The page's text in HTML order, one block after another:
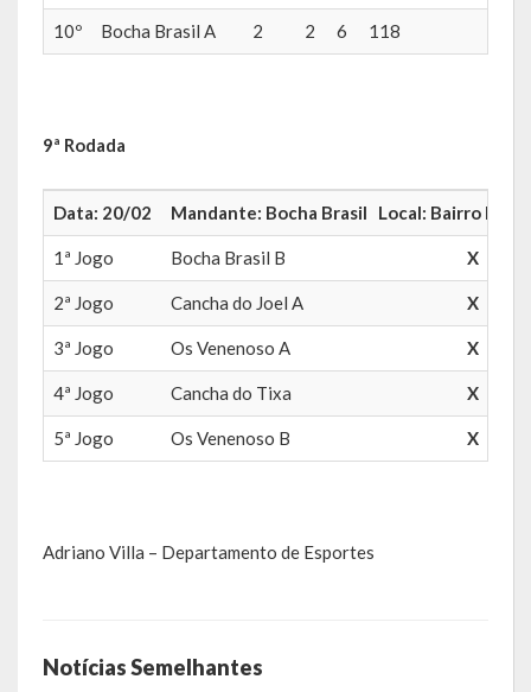
Legislação
Execução do Orçamento
Gestão Fiscal
RPPS – Regime Próprio de Previdência do Servidor
RREO
Balanço Anual
10º Bocha Brasil A 2 2 6 118
9ª Rodada
Data: 20/02 Mandante: Bocha Brasil Local: Bairro
1ª Jogo Bocha Brasil B X
2ª Jogo Cancha do Joel A X
3ª Jogo Os Venenoso A X
4ª Jogo Cancha do Tixa X
5ª Jogo Os Venenoso B X
Adriano Villa – Departamento de Esportes
Notícias Semelhantes